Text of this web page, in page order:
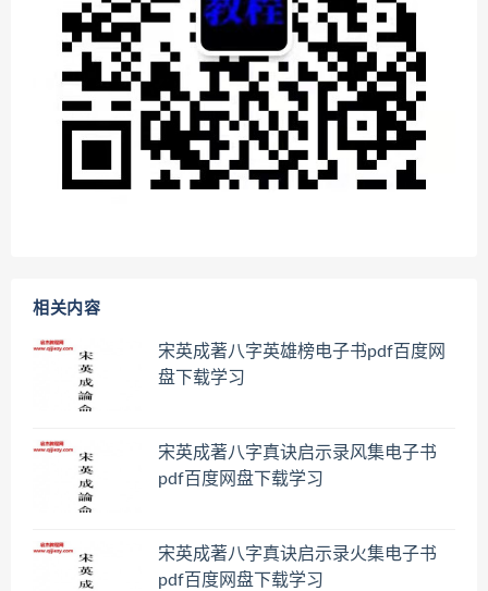
相关内容
宋英成著八字英雄榜电子书pdf百度网
盘下载学习
宋英成著八字真诀启示录风集电子书
pdf百度网盘下载学习
宋英成著八字真诀启示录火集电子书
pdf百度网盘下载学习